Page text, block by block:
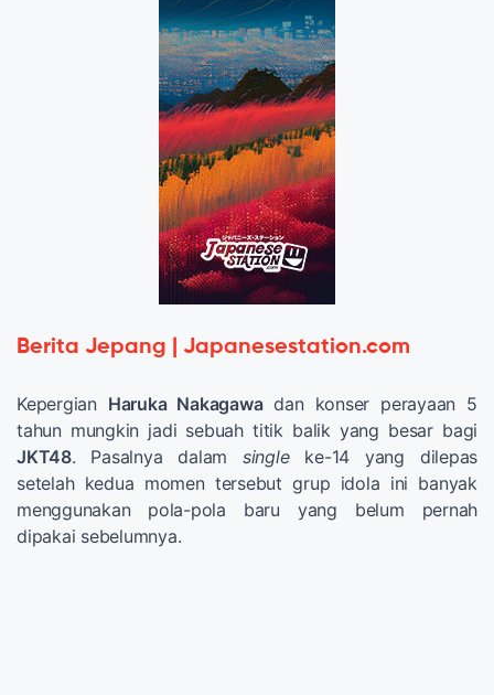
Berita Jepang | Japanesestation.com
Kepergian Haruka Nakagawadan konser perayaan 5
tahun mungkin jadi sebuah titik balik yang besar bagi
JKT48. Pasalnya dalam singleke-14 yang dilepas
setelah kedua momen tersebut grup idola ini banyak
menggunakan pola-pola baru yang belum pernah
dipakai sebelumnya.